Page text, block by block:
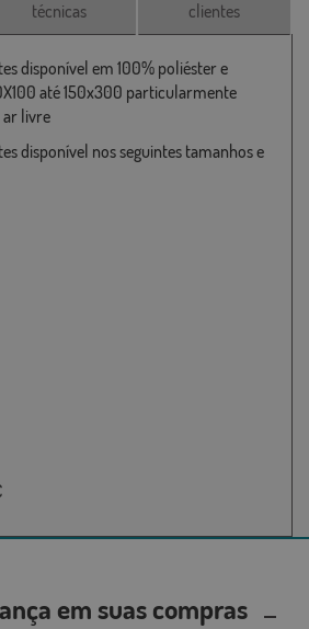
técnicas
clientes
disponível em 100% poliéster e
até 150x300 particularmente
ar livre
disponível nos seguintes tamanhos e
em suas compras